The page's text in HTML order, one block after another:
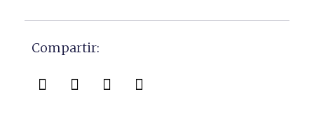
Compartir: